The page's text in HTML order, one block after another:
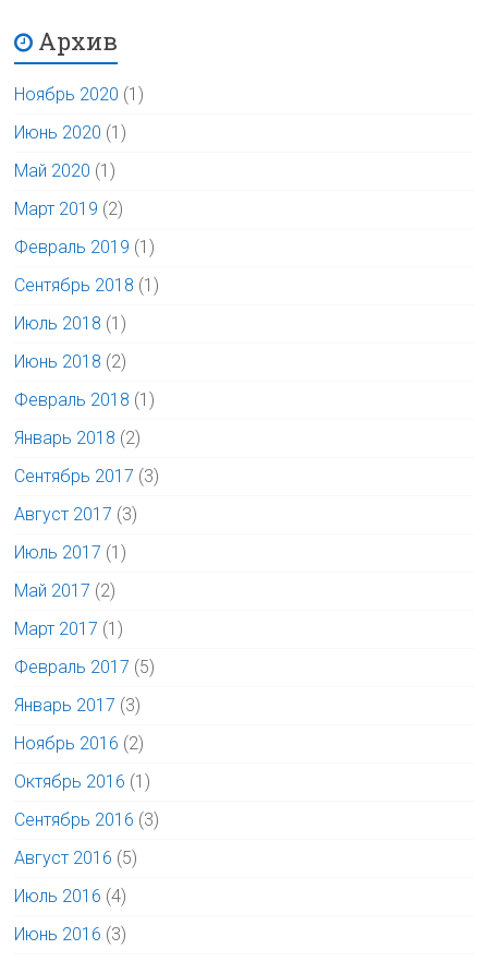
Архив
Ноябрь 2020 (1)
Июнь 2020 (1)
Май 2020 (1)
Март 2019 (2)
Февраль 2019 (1)
Сентябрь 2018 (1)
Июль 2018 (1)
Июнь 2018 (2)
Февраль 2018 (1)
Январь 2018 (2)
Сентябрь 2017 (3)
Август 2017 (3)
Июль 2017 (1)
Май 2017 (2)
Март 2017 (1)
Февраль 2017 (5)
Январь 2017 (3)
Ноябрь 2016 (2)
Октябрь 2016 (1)
Сентябрь 2016 (3)
Август 2016 (5)
Июль 2016 (4)
Июнь 2016 (3)